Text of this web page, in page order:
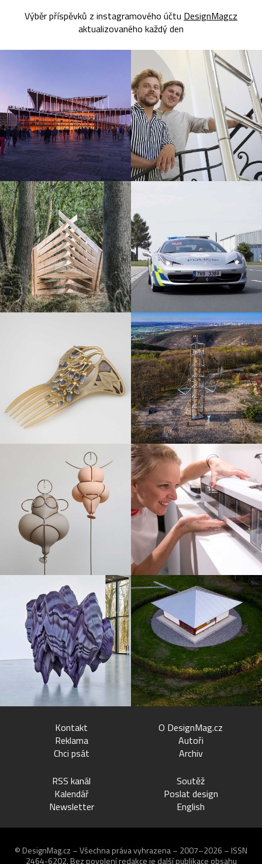
Výběr příspěvků z instagramového účtu DesignMagcz
aktualizovaného každý den
Kontakt
Reklama
Chci psát
O DesignMag.cz
Autoři
Archiv
RSS kanál
Kalendář
Newsletter
Soutěž
Poslat design
English
© DesignMag.cz – Všechna práva vyhrazena – 2007–2026 – ISSN
2464-6202. Bez povolení redakce je další publikace obsahu